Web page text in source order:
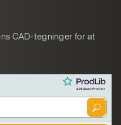
CAD-tegninger for at